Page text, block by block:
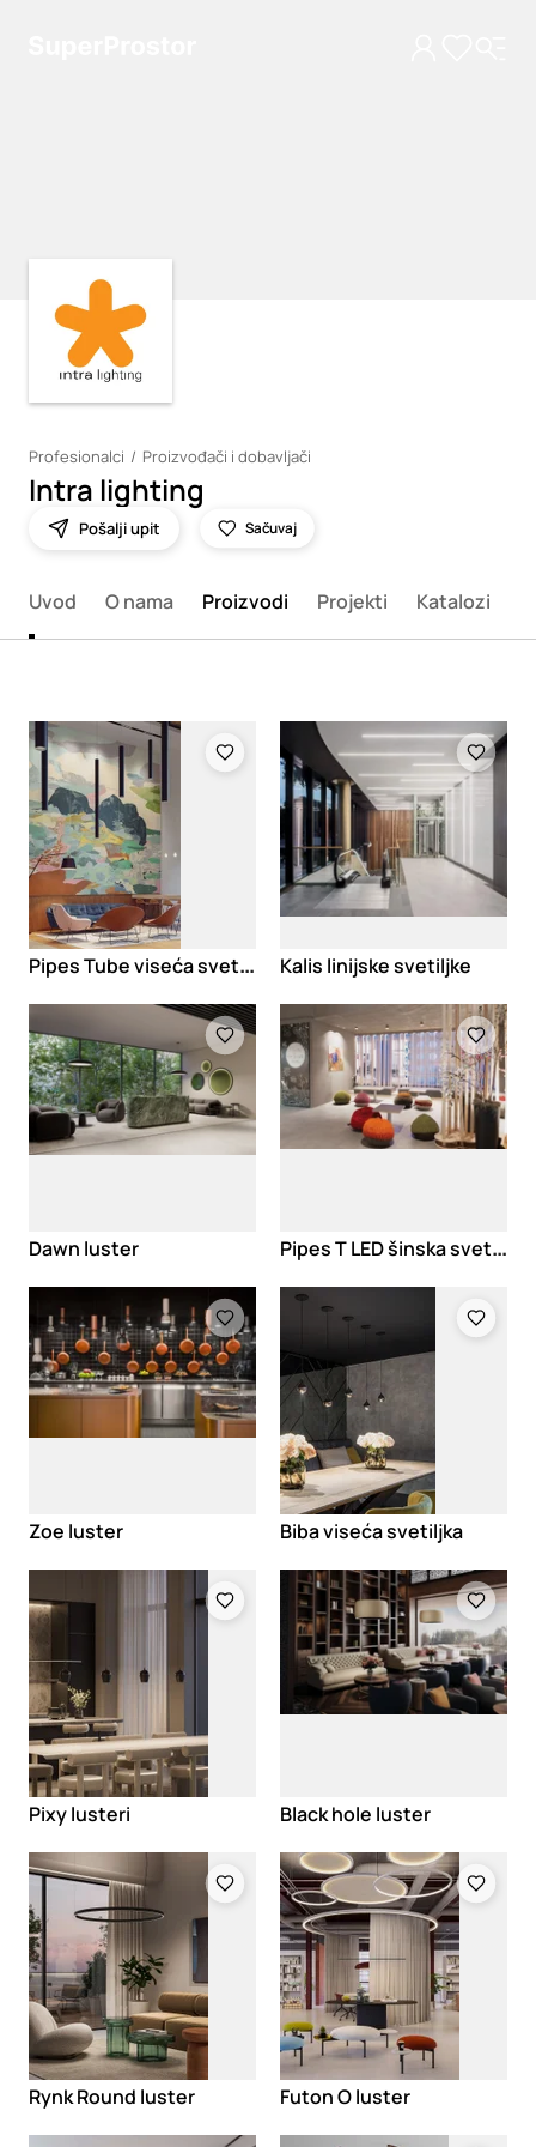
Loading
Profesionalci Proizvođači i dobavljači
Intra lighting
Pošalji upit Sačuvaj
Uvod O nama Proizvodi Projekti Katalozi
Loading
P
ipes Tube viseća svetiljka
Loading
Kalis linijske svetiljke
Loading
Dawn luster
Loading
P
ipes T LED šinska svetiljka
Zoe luster
Loading
Biba viseća svetiljka
Pixy lusteri
Loading
Black hole luster
Loading
Rynk Round luster
Loading
Futon O luster